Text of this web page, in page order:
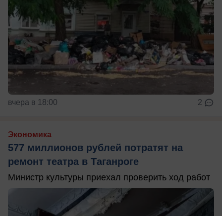
вчера в 18:00 2
Экономика
577 миллионов рублей потратят на
ремонт театра в Таганроге
Министр культуры приехал проверить ход работ